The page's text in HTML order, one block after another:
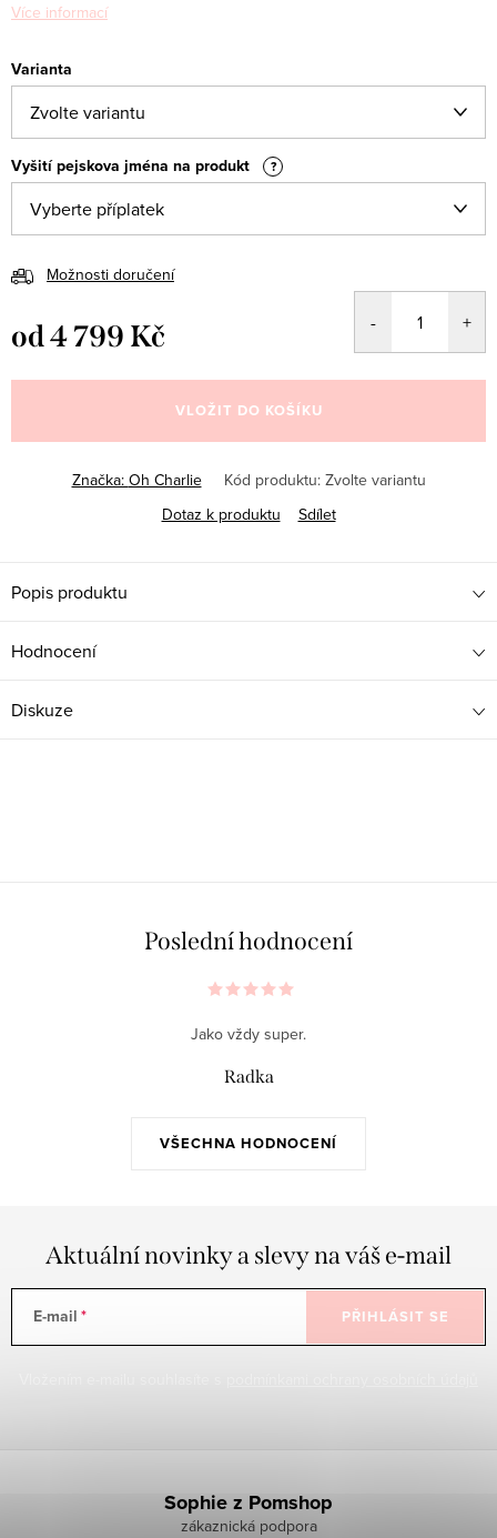
Více informací
Varianta
Vyšití pejskova jména na produkt ?
Možnosti doručení
od4 799 Kč
cena:
VLOŽIT DO KOŠÍKU
Značka: Oh Charlie Kód produktu: Zvolte variantu
Dotaz k produktu
Sdílet
Popis produktu
Hodnocení
Diskuze
Poslední hodnocení
VŠECHNA HODNOCENÍ
Jako vždy super.
Radka
Aktuální novinky a slevy na váš e-mail
E-mail PŘIHLÁSIT SE
Sophie z Pomshop